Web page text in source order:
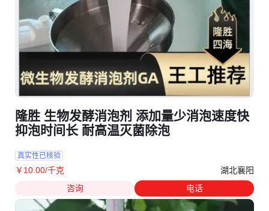
隆胜 生物发酵消泡剂 添加量少消泡速度快
抑泡时间长 耐高温灭菌除泡
真实性已核验
￥ 10.00/千克
湖北襄阳
咨询
电话